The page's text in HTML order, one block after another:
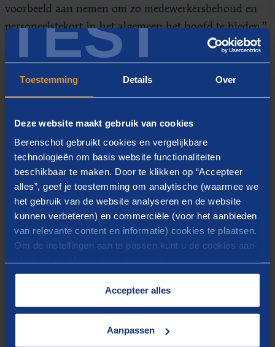
TEST
Toestemming Details Over
Deze website maakt gebruik van cookies
Berenschot gebruikt cookies en vergelijkbare
technologieën om basis website functionaliteiten
beschikbaar te maken. Door te klikken op “Accepteer
alles”, geef je toestemming om analytische (waarmee we
het gebruik van de website analyseren en de website
kunnen verbeteren) en commerciële (voor het aanbieden
van relevante content en informatie) cookies te plaatsen.
Om de instellingen aan te passen kunt u de cookies aan-
cookies op onze website treft u in onze
Accepteer alles
Aanpassen
voorbeeld aan nemen om zo medewerkersbehoud en
personeelstekort in het algemeen het hoofd te bieden.”
Belangrijkste redenen waarom
het (nog) niet de gewenste
Ruim een kwart van de respondenten gaf aan dat er
weliswaar niet actief gestuurd wordt op diversiteit,
maar dat meer aandacht wel gewenst zou zijn. We
hebben deze groep gevraagd naar de redenen waarom
het (nog) niet gelukt is om de actieve sturing te
realiseren.
De hoofdreden blijkt te zijn dat het in de praktijk erg
lastig is om geschikte kandidaten te vinden om tot
meer diversiteit te komen en dan helpt het ook niet als